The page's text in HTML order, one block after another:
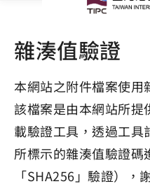
雜湊值驗證
本網站之附件檔案使
該檔案是由本網站所提
載驗證工具，透過工
所標示的雜湊值驗證碼
「SHA256」驗證），